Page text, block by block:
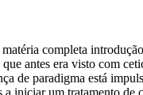
completa
antes era visto com
de paradigma está